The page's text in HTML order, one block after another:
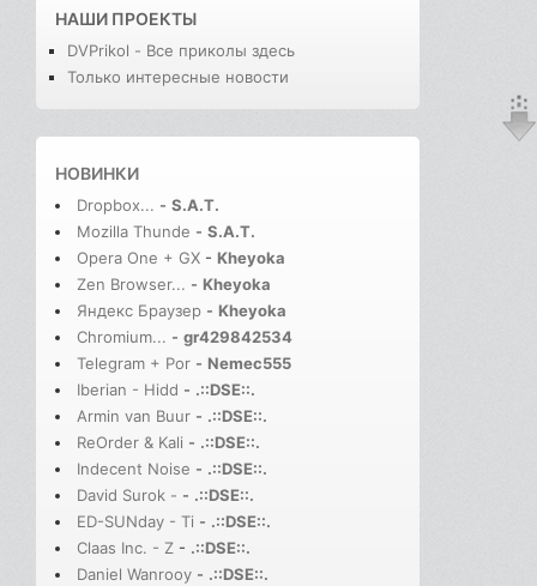
НАШИ ПРОЕКТЫ
DVPrikol - Все приколы здесь
Только интересные новости
НОВИНКИ
Dropbox... - S.A.T.
Mozilla Thunde - S.A.T.
Opera One + GX - Kheyoka
Zen Browser... - Kheyoka
Яндекс Браузер - Kheyoka
Chromium... - gr429842534
Telegram + Por - Nemec555
Iberian - Hidd - .::DSE::.
Armin van Buur - .::DSE::.
ReOrder & Kali - .::DSE::.
Indecent Noise - .::DSE::.
David Surok - - .::DSE::.
ED-SUNday - Ti - .::DSE::.
Claas Inc. - Z - .::DSE::.
Daniel Wanrooy - .::DSE::.